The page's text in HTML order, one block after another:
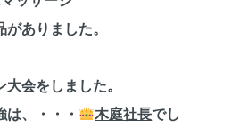
ありました。
会をしました。
、・・・
木庭社長でし